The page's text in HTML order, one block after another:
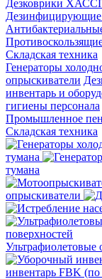
Дезковрики
Дезинфицирующие
Складская техника
Генераторы
опрыскиватели
инвентарь и
гигиены персонала
Промышленное
Складская техника
тумана
тумана
опрыскиватели
Ультрафиолетовые
инвентарь FBK